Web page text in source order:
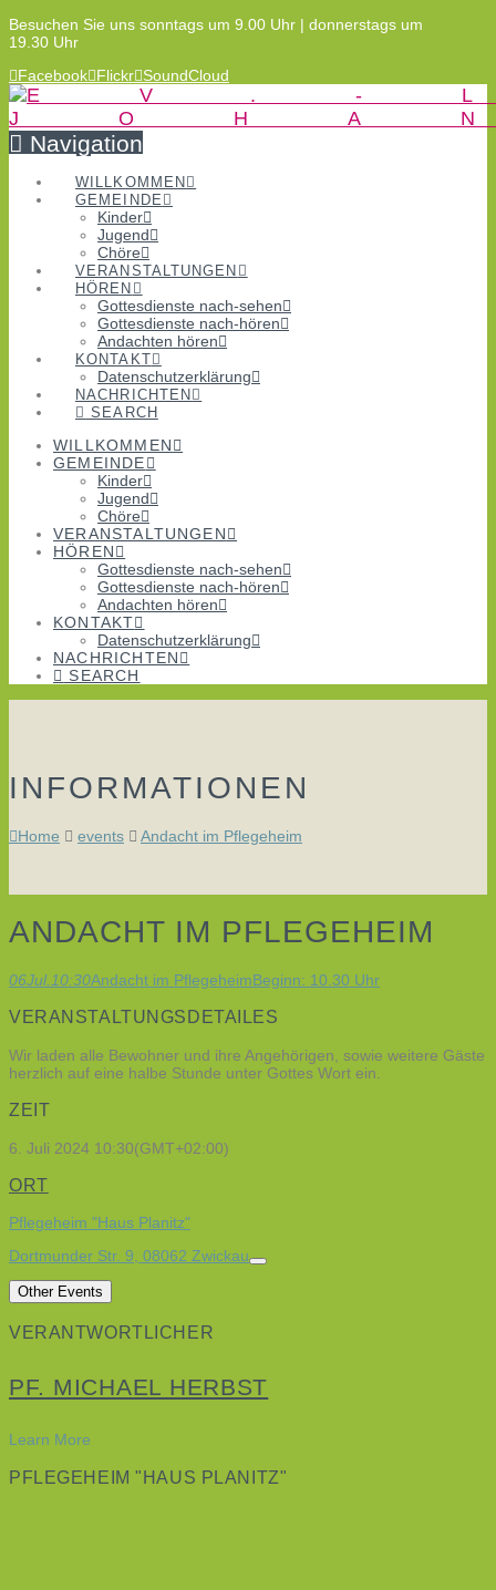
Besuchen Sie uns sonntags um 9.00 Uhr | donnerstags um
19.30 Uhr
Facebook Flickr SoundCloud
Navigation
WILLKOMMEN
GEMEINDE
Kinder
Jugend
Chöre
VERANSTALTUNGEN
HÖREN
Gottesdienste nach-sehen
Gottesdienste nach-hören
Andachten hören
KONTAKT
Datenschutzerklärung
NACHRICHTEN
SEARCH
WILLKOMMEN
GEMEINDE
Kinder
Jugend
Chöre
VERANSTALTUNGEN
HÖREN
Gottesdienste nach-sehen
Gottesdienste nach-hören
Andachten hören
KONTAKT
Datenschutzerklärung
NACHRICHTEN
SEARCH
INFORMATIONEN
Home events Andacht im Pflegeheim
ANDACHT IM PFLEGEHEIM
06Jul. 10:30Andacht im PflegeheimBeginn: 10.30 Uhr
VERANSTALTUNGSDETAILES
Wir laden alle Bewohner und ihre Angehörigen, sowie weitere Gäste
herzlich auf eine halbe Stunde unter Gottes Wort ein.
ZEIT
6. Juli 2024 10:30(GMT+02:00)
ORT
Pflegeheim "Haus Planitz"
Dortmunder Str. 9, 08062 Zwickau
Other Events
VERANTWORTLICHER
PF. MICHAEL HERBST
Learn More
PFLEGEHEIM "HAUS PLANITZ"